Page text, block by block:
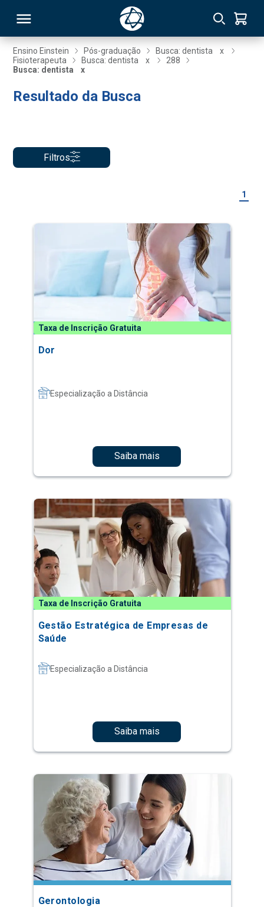
Ensino Einstein Pós-graduação Busca: dentista
x
Fisioterapeuta
Busca: dentista x
288
Busca: dentista
x
Resultado da Busca
Filtros
1
Taxa de Inscrição Gratuita
Dor
Especialização a Distância
Saiba mais
Taxa de Inscrição Gratuita
Gestão Estratégica de Empresas de
Saúde
Especialização a Distância
Saiba mais
Gerontologia